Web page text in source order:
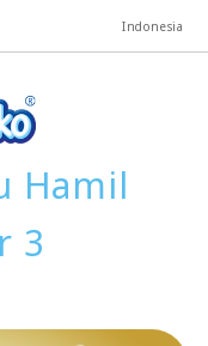
Indonesia
Hamil
3